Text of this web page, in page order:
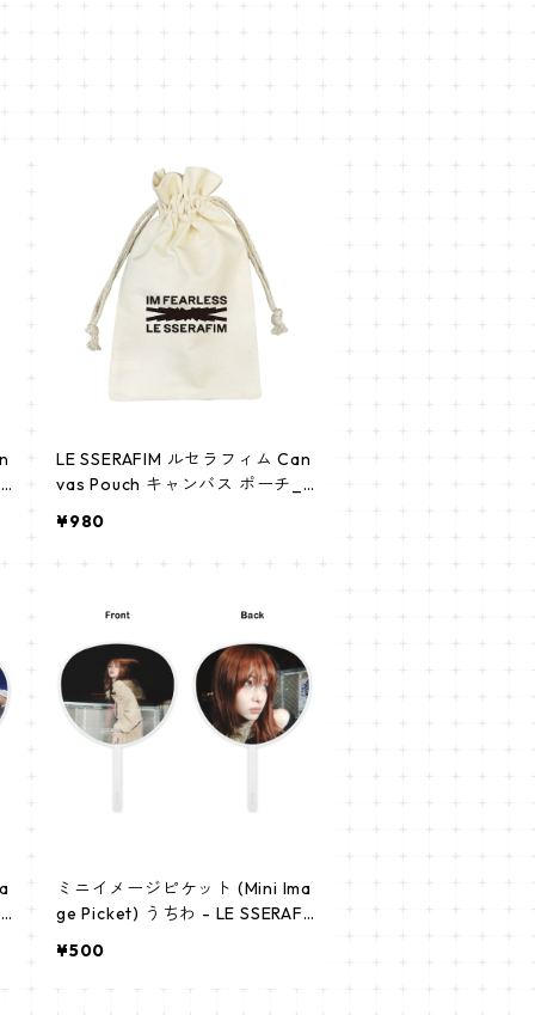
LE SSERAFIM ルセラフィム Can
vas Pouch キャンバス ポーチ_a
¥980
ミニイメージピケット (Mini Ima
ge Picket) うちわ - LE SSERAFI
¥500